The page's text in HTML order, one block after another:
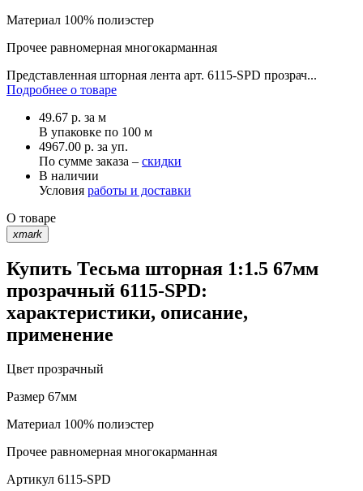
Материал 100% полиэстер
Прочее равномерная многокарманная
Представленная шторная лента арт. 6115-SPD прозрач...
Подробнее о товаре
49.67 р. за м
В упаковке по 100 м
4967.00 р. за уп.
По сумме заказа – скидки
В наличии
Условия работы и доставки
О товаре
xmark
Купить Тесьма шторная 1:1.5 67мм
прозрачный 6115-SPD:
характеристики, описание,
применение
Цвет прозрачный
Размер 67мм
Материал 100% полиэстер
Прочее равномерная многокарманная
Артикул 6115-SPD